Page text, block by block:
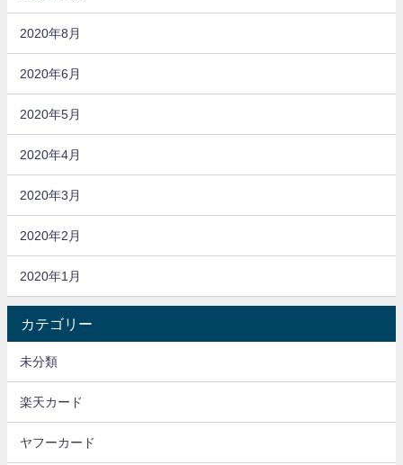
2020年8月
2020年6月
2020年5月
2020年4月
2020年3月
2020年2月
2020年1月
カテゴリー
未分類
楽天カード
ヤフーカード